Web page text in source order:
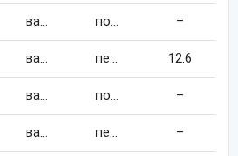
варіатор повний –
варіатор передній 12.6
варіатор повний –
варіатор передній –